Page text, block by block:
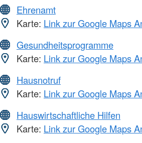
Ehrenamt
Karte: Link zur Google Maps
Gesundheitsprogramme
Karte: Link zur Google Maps
Hausnotruf
Karte: Link zur Google Maps
Hauswirtschaftliche Hilfen
Karte: Link zur Google Maps